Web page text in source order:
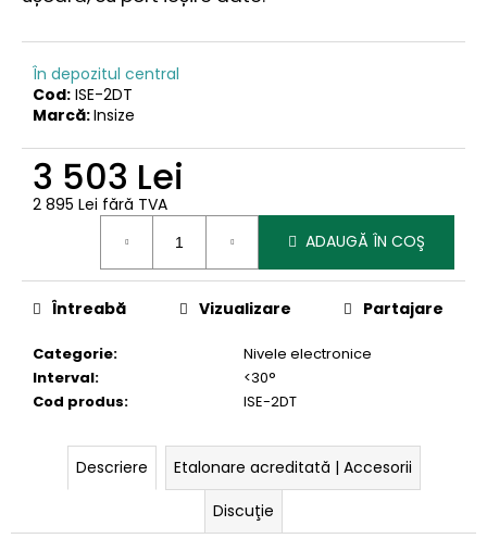
În depozitul central
Cod: ISE-2DT
Marcă:Insize
3 503 Lei
2 895 Lei fără TVA
ADAUGĂ ÎN COŞ
Categorie:
Nivele electronice
Interval:
<30°
Cod produs: ISE-2DT
Întreabă Vizualizare Partajare
Descriere
Etalonare acreditată | Accesorii
Discuţie
d
ă
m